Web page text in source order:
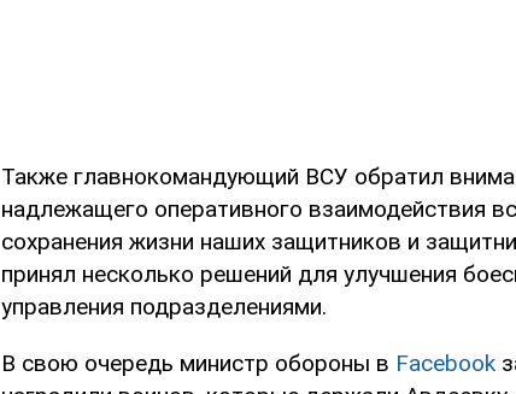
Также главнокомандующий ВСУ обратил
надлежащего оперативного взаимодействия
сохранения жизни наших защитников и
принял несколько решений для улучшения
управления подразделениями.
В свою очередь министр обороны в Facebook